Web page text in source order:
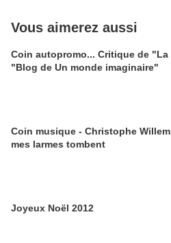
Vous aimerez aussi
Coin autopromo... Critique de
"Blog de Un monde imaginaire"
Coin musique - Christophe Willem
mes larmes tombent
Joyeux Noël 2012